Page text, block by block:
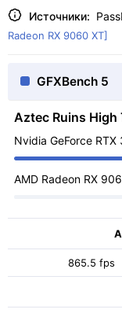
Источники:
Radeon RX 9060 XT]
GFXBench 5
Aztec Ruins High
Nvidia GeForce RTX
AMD Radeon RX
865.5 fps